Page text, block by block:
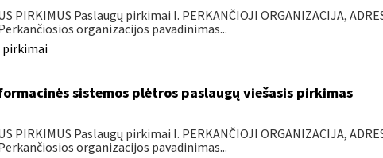
PIRKIMUS Paslaugų pirkimai I. PERKANČIOJI ORGANIZACIJA,
organizacijos pavadinimas...
pirkimai
sistemos plėtros paslaugų viešasis pirkimas
PIRKIMUS Paslaugų pirkimai I. PERKANČIOJI ORGANIZACIJA,
organizacijos pavadinimas...